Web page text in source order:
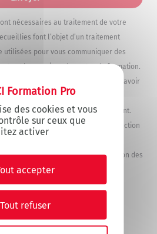
des cookies et vous
sur ceux que
activer
accepter
Tout refuser
Masquer
nécessaires au traitement de votre
font l’objet d’un traitement
utilisées pour vous communiquer des
et les services du centre de formation.
les recevoir, merci de nous le faire savoir
vous bénéficiez d'un droit d'accès,
des informations qui vous concernent.
auprès de notre Délégué à la Protection
notre politique de protection des
sur notre site